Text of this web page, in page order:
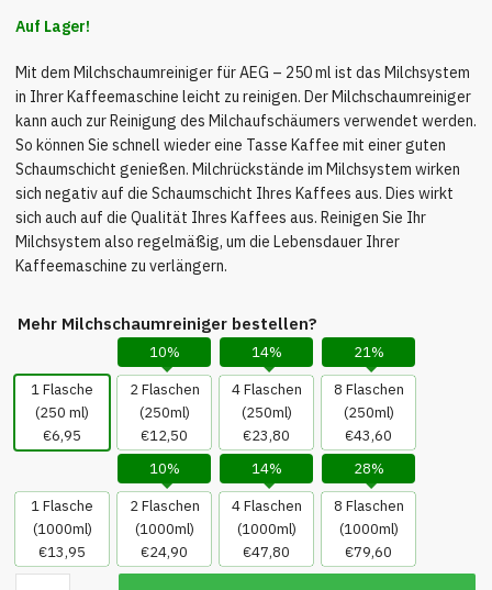
Auf Lager!
Mit dem Milchschaumreiniger für AEG – 250 ml ist das Milchsystem
in Ihrer Kaffeemaschine leicht zu reinigen. Der Milchschaumreiniger
kann auch zur Reinigung des Milchaufschäumers verwendet werden.
So können Sie schnell wieder eine Tasse Kaffee mit einer guten
Schaumschicht genießen. Milchrückstände im Milchsystem wirken
sich negativ auf die Schaumschicht Ihres Kaffees aus. Dies wirkt
sich auch auf die Qualität Ihres Kaffees aus. Reinigen Sie Ihr
Milchsystem also regelmäßig, um die Lebensdauer Ihrer
Kaffeemaschine zu verlängern.
Mehr Milchschaumreiniger bestellen?
1 Flasche
(250 ml)
€6,95
10%
2 Flaschen
(250ml)
€12,50
14%
4 Flaschen
(250ml)
€23,80
21%
8 Flaschen
(250ml)
€43,60
1 Flasche
(1000ml)
€13,95
10%
2 Flaschen
(1000ml)
€24,90
14%
4 Flaschen
(1000ml)
€47,80
28%
8 Flaschen
(1000ml)
€79,60